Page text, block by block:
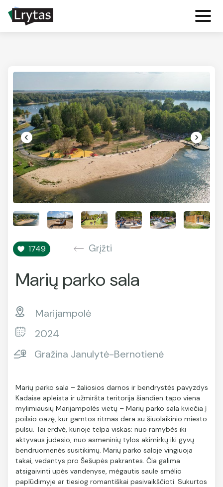
1749 Grįžti
Marių parko sala
Marijampolė
2024
Gražina Janulytė-Bernotienė
Marių parko sala – žaliosios darnos ir bendrystės pavyzdys
Kadaise apleista ir užmiršta teritorija šiandien tapo viena
mylimiausių Marijampolės vietų – Marių parko sala kviečia į
poilsio oazę, kur gamtos ritmas dera su šiuolaikinio miesto
pulsu. Tai erdvė, kurioje telpa viskas: nuo ramybės iki
aktyvaus judesio, nuo asmeninių tylos akimirkų iki gyvų
bendruomenės susitikimų. Marių parko saloje vingiuoja
takai, vedantys pro Šešupės pakrantes. Čia galima
atsigaivinti upės vandenyse, mėgautis saule smėlio
paplūdimyje ar tiesiog romantiškai pasivaikščioti. Sukurtos